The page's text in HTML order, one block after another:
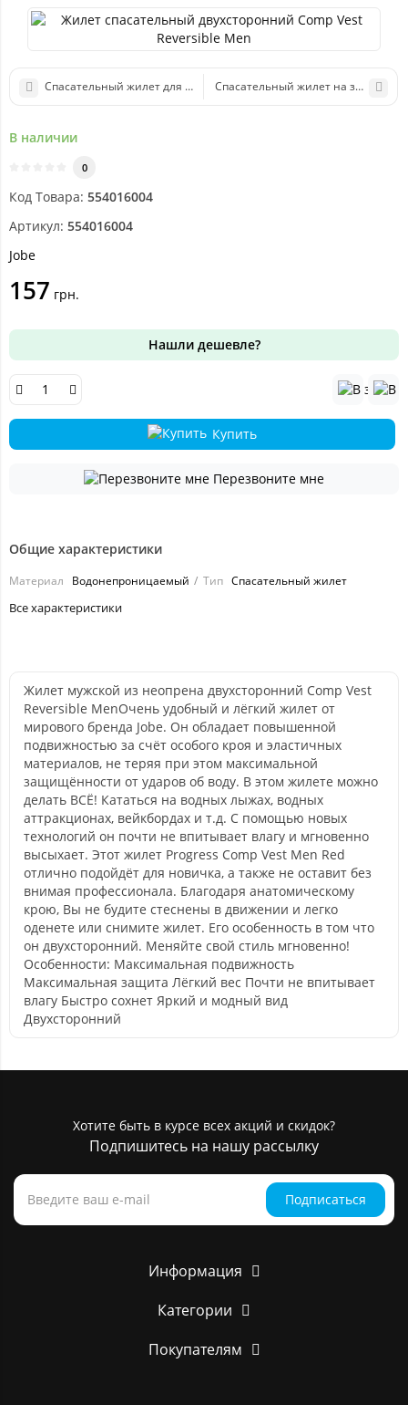
Cпасательный жилет для мужчин Progress Comp Vest Men Red
Cпасательный жилет на змейке
В наличии
0
Код Товара: 554016004
Артикул: 554016004
Jobe
157 грн.
Нашли дешевле?
Купить
Перезвоните мне
Общие характеристики
Материал Водонепроницаемый Тип Спасательный жилет
Все характеристики
Жилет мужской из неопрена двухсторонний ​Comp Vest
Reversible Men​​ Очень удобный и лёгкий жилет от
мирового бренда Jobe. Он обладает повышенной
подвижностью за счёт особого кроя и эластичных
материалов, не теряя при этом максимальной
защищённости от ударов об воду. В этом жилете можно
делать ВСЁ! Кататься на водных лыжах, водных
аттракционах, вейкбордах и т.д. С помощью новых
технологий он почти не впитывает влагу и мгновенно
высыхает. Этот жилет Progress Comp Vest Men Red​​​
отлично подойдёт для новичка, а также не оставит без
внимая профессионала. Благодаря анатомическому
крою, Вы не будите стеснены в движении и легко
оденете или снимите жилет. Его особенность в том что
он двухсторонний. Меняйте свой стиль мгновенно!
Особенности: Максимальная подвижность
Максимальная защита Лёгкий вес Почти не впитывает
влагу Быстро сохнет Яркий и модный вид
Двухсторонний
Хотите быть в курсе всех акций и скидок?
Подпишитесь на нашу рассылку
Подписаться
Информация
Категории
Покупателям